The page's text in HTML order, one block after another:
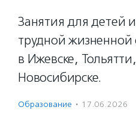
Занятия для детей
трудной жизненной
в Ижевске,
Новосибирске.
Образование · 17.06.2026